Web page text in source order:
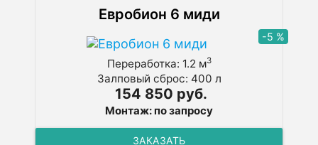
Евробион 6 миди
-5 %
Переработка: 1.2 м3
Залповый сброс: 400 л
154 850 руб.
Монтаж: по запросу
ЗАКАЗАТЬ